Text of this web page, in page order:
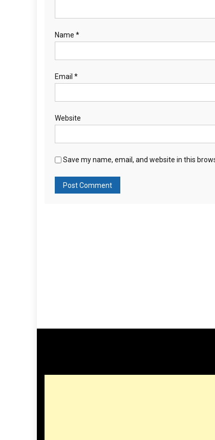
Name *
Email *
Website
Save my name, email, and website in this